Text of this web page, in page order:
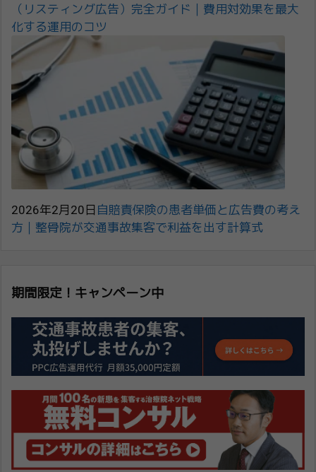
（リスティング広告）完全ガイド｜費用対効果を最大
化する運用のコツ
2026年2月20日 自賠責保険の患者単価と広告費の考え
方｜整骨院が交通事故集客で利益を出す計算式
期間限定！キャンペーン中